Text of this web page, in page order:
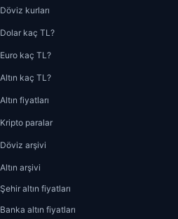
Döviz kurları
Dolar kaç TL?
Euro kaç TL?
Altın kaç TL?
Altın fiyatları
Kripto paralar
Döviz arşivi
Altın arşivi
Şehir altın fiyatları
Banka altın fiyatları